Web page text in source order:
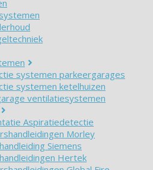
systemen parkeergarages
systemen ketelhuizen
ventilatiesystemen
Aspiratiedetectie
Morley
Siemens
Hertek